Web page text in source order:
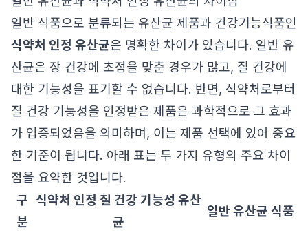
일반 식품으로 분류되는 유산균 제품과 건강기능식품인
식약처 인정 유산균은 명확한 차이가 있습니다. 일반 유
산균은 장 건강에 초점을 맞춘 경우가 많고, 질 건강에
대한 기능성을 표기할 수 없습니다. 반면, 식약처로부터
질 건강 기능성을 인정받은 제품은 과학적으로 그 효과
가 입증되었음을 의미하며, 이는 제품 선택에 있어 중요
한 기준이 됩니다. 아래 표는 두 가지 유형의 주요 차이
점을 요약한 것입니다.
구
분
식약처 인정 질 건강 기능성 유산
균
일반 유산균 식품